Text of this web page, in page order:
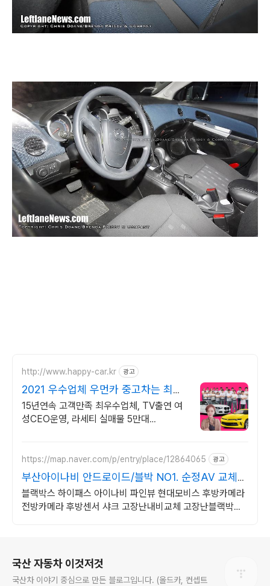
http://www.happy-car.kr 광고
2021 우수업체 우먼카 중고차는 최우
수모범업체에서!
15년연속 고객만족 최우수업체, TV출연 여
성CEO운영, 라세티 실매물 5만대
https://map.naver.com/p/entry/place/12864065 광고
부산아이나비 안드로이드/블박 NO1. 순정AV 교체설
치!
블랙박스 하이패스 아이나비 파인뷰 현대모비스 후방카메라
전방카메라 후방센서 샤크 고장난내비교체 고장난블랙박스
국산 자동차 이것저것
국산차 이야기 중심으로 만든 블로그입니다. (올드카, 컨셉트